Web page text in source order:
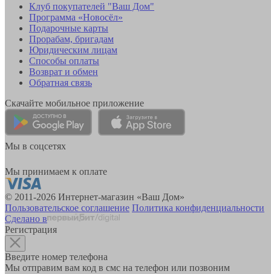
Клуб покупателей "Ваш Дом"
Программа «Новосёл»
Подарочные карты
Прорабам, бригадам
Юридическим лицам
Способы оплаты
Возврат и обмен
Обратная связь
Скачайте мобильное приложение
Мы в соцсетях
Мы принимаем к оплате
© 2011-2026 Интернет-магазин «Ваш Дом»
Пользовательское соглашение Политика конфиденциальности
Сделано в
Регистрация
Введите номер телефона
Мы отправим вам код в смс на телефон или позвоним